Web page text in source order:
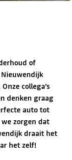
of
collega’s
denken graag
auto tot
zorgen dat
draait het
het zelf!